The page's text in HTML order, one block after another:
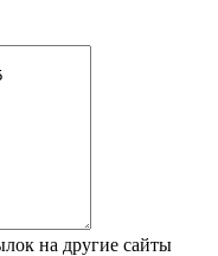
на другие сайты